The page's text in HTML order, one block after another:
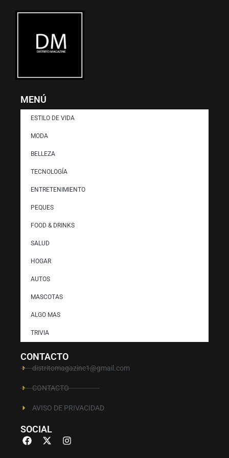
MENÚ
ESTILO DE VIDA
MODA
BELLEZA
TECNOLOGÍA
ENTRETENIMIENTO
PEQUES
FOOD & DRINKS
SALUD
HOGAR
AUTOS
MASCOTAS
ALGO MAS
TRIVIA
CONTACTO
distritomagazine1@gmail.com
CONTACTO
AVISO DE PRIVACIDAD
SOCIAL